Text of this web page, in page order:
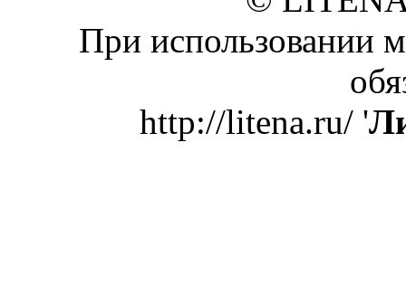
При использовании
http://litena.ru/ '